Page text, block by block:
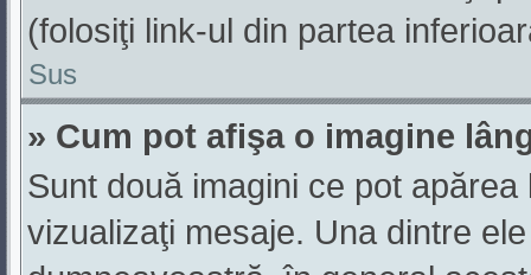
(folosiţi link-ul din partea
Sus
» Cum pot afişa o imagine
Sunt două imagini ce pot
vizualizaţi mesaje. Una dintre